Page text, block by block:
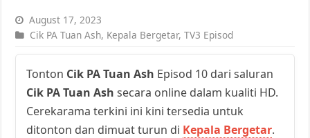
August 17, 2023
Cik PA Tuan Ash, Kepala Bergetar,TV3 Episod
Tonton Cik PA Tuan Ash Episod 10 dari saluran
Cik PA Tuan Ash secara online dalam kualiti HD.
Cerekarama terkini ini kini tersedia untuk
ditonton dan dimuat turun di Kepala Bergetar.